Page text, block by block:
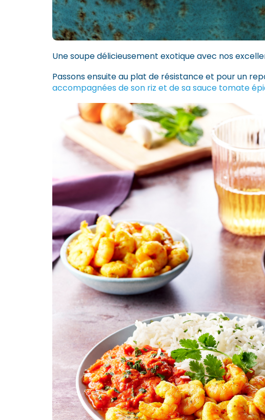
Une soupe délicieusement exotique avec nos
Passons ensuite au plat de résistance et pour un
accompagnées de son riz et de sa sauce tomate